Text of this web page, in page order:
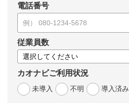
電話番号
従業員数
カオナビご利用状況
未導入
不明 導入済み